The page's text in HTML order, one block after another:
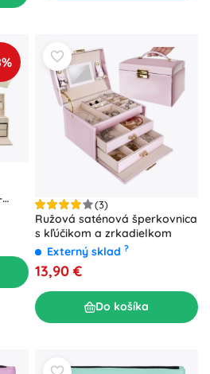
(3)
Ružová saténová šperkovnica
s kľúčikom a zrkadielkom
Externý sklad ?
13,90 €
Do košíka